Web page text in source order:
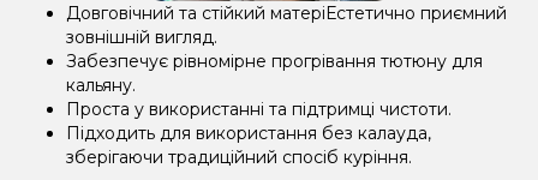
Довговічний та стійкий матеріЕстетично приємний
зовнішній вигляд.
Забезпечує рівномірне прогрівання тютюну для
кальяну.
Проста у використанні та підтримці чистоти.
Підходить для використання без калауда,
зберігаючи традиційний спосіб куріння.